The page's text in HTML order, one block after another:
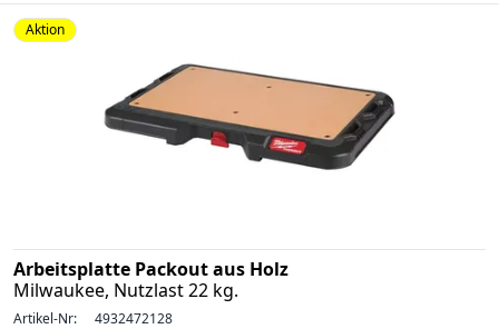
Aktion
Arbeitsplatte Packout aus Holz
Milwaukee, Nutzlast 22 kg.
Artikel-Nr: 4932472128